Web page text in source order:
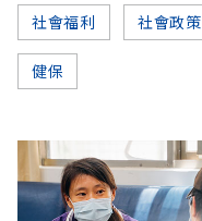
社會福利 社會政策
健保